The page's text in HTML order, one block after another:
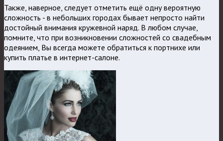
Также, наверное, следует отметить ещё одну вероятную
сложность - в небольших городах бывает непросто найти
достойный внимания кружевной наряд. В любом случае,
помните, что при возникновении сложностей со свадебным
одеянием, Вы всегда можете обратиться к портнихе или
купить платье в интернет-салоне.